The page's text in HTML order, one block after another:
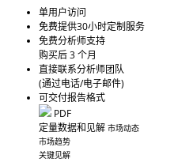
单用户访问
免费提供30小时定制服务
免费分析师支持
购买后 3 个月
直接联系分析师团队
(通过电话/电子邮件)
可交付报告格式
PDF
定量数据和见解 市场动态
市场趋势
关键见解